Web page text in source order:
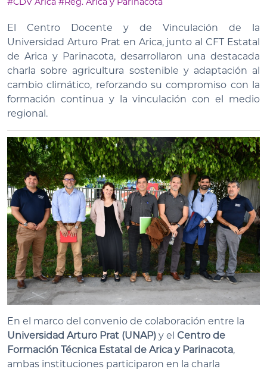
El Centro Docente y de Vinculación de la
Universidad Arturo Prat en Arica, junto al CFT Estatal
de Arica y Parinacota, desarrollaron una destacada
charla sobre agricultura sostenible y adaptación al
cambio climático, reforzando su compromiso con la
formación continua y la vinculación con el medio
regional.
En el marco del convenio de colaboración entre la
Universidad Arturo Prat (UNAP) y el Centro de
Formación Técnica Estatal de Arica y Parinacota,
ambas instituciones participaron en la charla